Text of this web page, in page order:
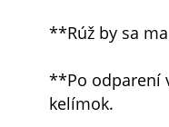
**Rúž by sa
**Po odparení
kelímok.